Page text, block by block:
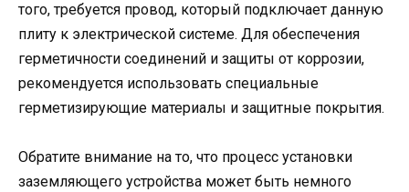
того, требуется провод, который подключает данную
плиту к электрической системе. Для обеспечения
герметичности соединений и защиты от коррозии,
рекомендуется использовать специальные
герметизирующие материалы и защитные покрытия.
Обратите внимание на то, что процесс установки
заземляющего устройства может быть немного